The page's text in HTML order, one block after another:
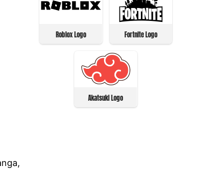
Roblox Logo Fortnite Logo
Akatsuki Logo